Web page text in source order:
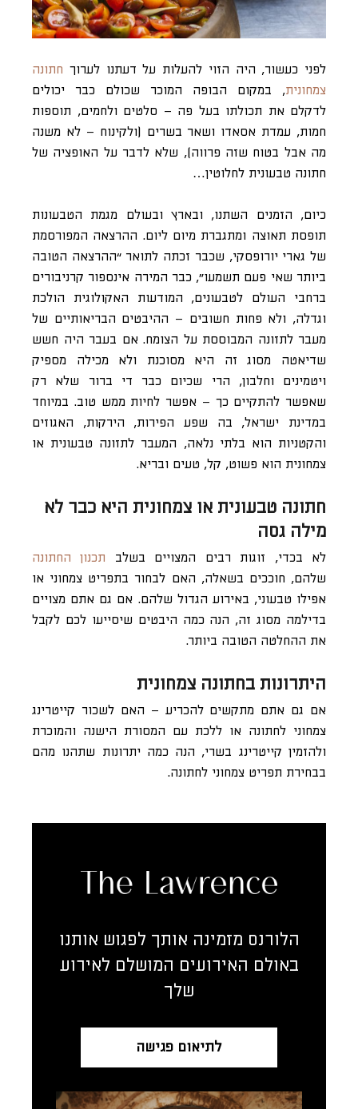
לפני כעשור, היה הזוי להעלות על דעתנו לערוך חתונה
צמחונית , במקום הבופה המוכר שכולם כבר יכולים
לדקלם את תכולתו בעל פה – סלטים ולחמים, תוספות
חמות, עמדת אסאדו ושאר בשרים (ולקינוח – לא משנה
מה אבל בטוח שזה פרווה), שלא לדבר על האופציה של
חתונה טבעונית לחלוטין…
כיום, הזמנים השתנו, ובארץ ובעולם מגמת הטבעונות
תופסת תאוצה ומתגברת מיום ליום. ההרצאה המפורסמת
של גארי יורופסקי, שכבר זכתה לתואר “ההרצאה הטובה
ביותר שאי פעם תשמעו”, כבר המירה אינספור קרניבורים
ברחבי העולם לטבעונים, המודעות האקולוגית הולכת
וגדלה, ולא פחות חשובים – ההיבטים הבריאותיים של
מעבר לתזונה המבוססת על הצומח. אם בעבר היה חשש
שדיאטה מסוג זה היא מסוכנת ולא מכילה מספיק
ויטמינים וחלבון, הרי שכיום כבר די ברור שלא רק
שאפשר להתקיים כך – אפשר לחיות ממש טוב. במיוחד
במדינת ישראל, בה שפע הפירות, הירקות, האגוזים
והקטניות הוא בלתי נלאה, המעבר לתזונה טבעונית או
צמחונית הוא פשוט, קל, טעים ובריא.
חתונה טבעונית או צמחונית היא כבר לא
מילה גסה
לא בכדי, זוגות רבים המצויים בשלב
תכנון החתונה
שלהם, חוככים בשאלה, האם לבחור בתפריט צמחוני או
אפילו טבעוני, באירוע הגדול שלהם. אם גם אתם מצויים
בדילמה מסוג זה, הנה כמה היבטים שיסייעו לכם לקבל
את ההחלטה הטובה ביותר.
היתרונות בחתונה צמחונית
אם גם אתם מתקשים להכריע – האם לשכור קייטרינג
צמחוני לחתונה או ללכת עם המסורת הישנה והמוכרת
ולהזמין קייטרינג בשרי, הנה כמה יתרונות שתהנו מהם
בבחירת תפריט צמחוני לחתונה.
הלורנס מזמינה אותך לפגוש אותנו
באולם האירועים המושלם לאירוע
שלך
לתיאום פגישה